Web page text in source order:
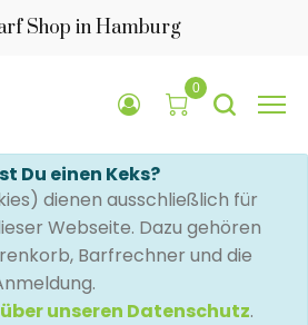
Shop in Hamburg
0
Du einen Keks?
dienen ausschließlich für
Webseite. Dazu gehören
Barfrechner und die
unseren Datenschutz.